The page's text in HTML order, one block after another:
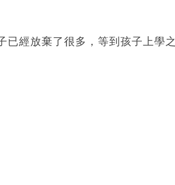
已經放棄了很多，等到孩子上學之